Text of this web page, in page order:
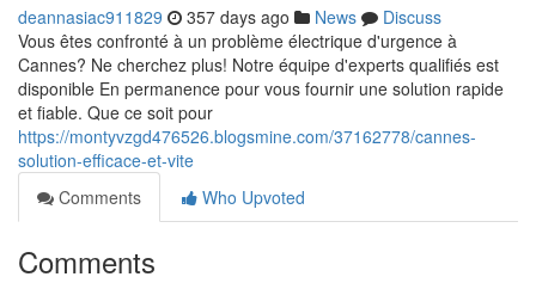
deannasiac911829 357 days ago News
Discuss
Vous êtes confronté à un problème électrique d'urgence à
Cannes? Ne cherchez plus! Notre équipe d'experts qualifiés est
disponible En permanence pour vous fournir une solution rapide
et fiable. Que ce soit pour
https://montyvzgd476526.blogsmine.com/37162778/cannes-
solution-efficace-et-vite
Comments
Who Upvoted
Comments